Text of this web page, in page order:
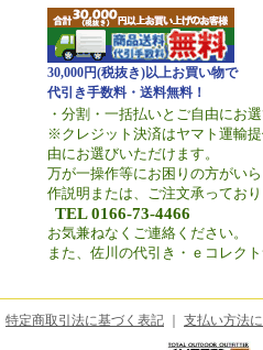
30,000円(税抜き)以上お買い物で
代引き手数料・送料無料！
・分割・一括払いとご自由にお
※クレジット決済はヤマト運輸
由にお選びいただけます。
万が一操作等にお困りの方がい
作説明または、ご注文承ってお
TEL 0166-73-4466
お気兼ねなくご連絡ください。
また、佐川の代引き・ｅコレク
特定商取引法に基づく表記 支払い方法